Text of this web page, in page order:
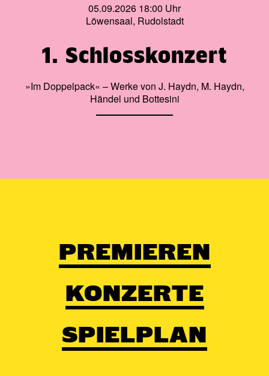
05.09.2026 18:00 Uhr
Löwensaal, Rudolstadt
1. Schlosskonzert
»Im Doppelpack« – Werke von J. Haydn, M. Haydn,
Händel und Bottesini
PREMIEREN
KONZERTE
SPIELPLAN